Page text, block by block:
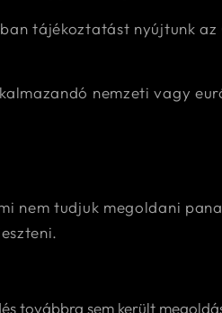
tájékoztatást nyújtunk
nemzeti vagy
nem tudjuk megoldani
továbbra sem került